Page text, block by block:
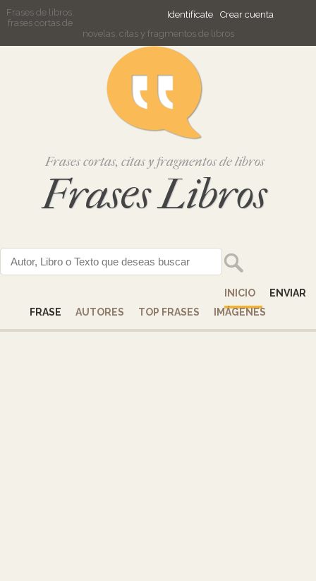
Identifícate Crear cuenta
Frases de libros,
frases cortas de
novelas, citas y fragmentos de libros
Frases cortas, citas y fragmentos de libros
Frases Libros
INICIO
ENVIAR
FRASE
AUTORES TOP FRASES IMÁGENES